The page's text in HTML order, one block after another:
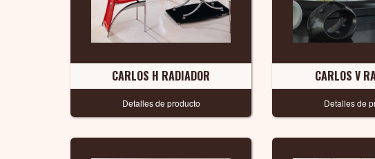
CARLOS H RADIADOR
Detalles de producto
CARLOS V
Detalles de